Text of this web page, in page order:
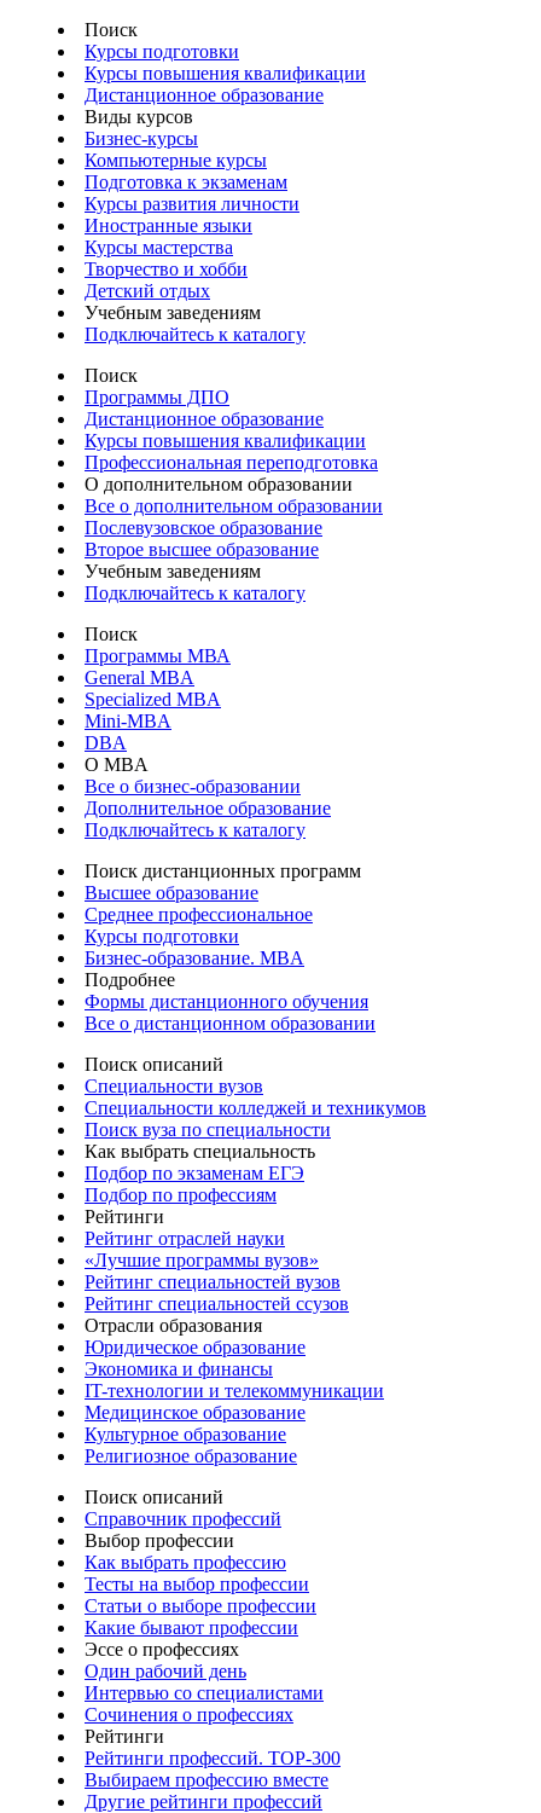
Поиск
Курсы подготовки
Курсы повышения квалификации
Дистанционное образование
Виды курсов
Бизнес-курсы
Компьютерные курсы
Подготовка к экзаменам
Курсы развития личности
Иностранные языки
Курсы мастерства
Творчество и хобби
Детский отдых
Учебным заведениям
Подключайтесь к каталогу
Поиск
Программы ДПО
Дистанционное образование
Курсы повышения квалификации
Профессиональная переподготовка
О дополнительном образовании
Все о дополнительном образовании
Послевузовское образование
Второе высшее образование
Учебным заведениям
Подключайтесь к каталогу
Поиск
Программы МВА
General MBA
Specialized MBA
Mini-MBA
DBA
О MBA
Все о бизнес-образовании
Дополнительное образование
Подключайтесь к каталогу
Поиск дистанционных программ
Высшее образование
Среднее профессиональное
Курсы подготовки
Бизнес-образование. MBA
Подробнее
Формы дистанционного обучения
Все о дистанционном образовании
Поиск описаний
Специальности вузов
Специальности колледжей и техникумов
Поиск вуза по специальности
Как выбрать специальность
Подбор по экзаменам ЕГЭ
Подбор по профессиям
Рейтинги
Рейтинг отраслей науки
«Лучшие программы вузов»
Рейтинг специальностей вузов
Рейтинг специальностей ссузов
Отрасли образования
Юридическое образование
Экономика и финансы
IT-технологии и телекоммуникации
Медицинское образование
Культурное образование
Религиозное образование
Поиск описаний
Справочник профессий
Выбор профессии
Как выбрать профессию
Тесты на выбор профессии
Статьи о выборе профессии
Какие бывают профессии
Эссе о профессиях
Один рабочий день
Интервью со специалистами
Сочинения о профессиях
Рейтинги
Рейтинги профессий. TOP-300
Выбираем профессию вместе
Другие рейтинги профессий